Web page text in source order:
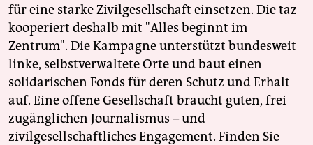
für eine starke Zivilgesellschaft einsetzen. Die taz
kooperiert deshalb mit "Alles beginnt im
Zentrum". Die Kampagne unterstützt bundesweit
linke, selbstverwaltete Orte und baut einen
solidarischen Fonds für deren Schutz und Erhalt
auf. Eine offene Gesellschaft braucht guten, frei
zugänglichen Journalismus – und
zivilgesellschaftliches Engagement. Finden Sie